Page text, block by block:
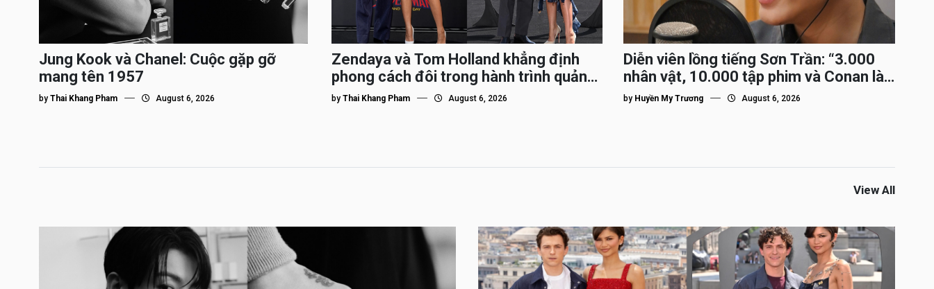
Jung Kook và Chanel: Cuộc gặp gỡ
mang tên 1957
by Thai Khang Pham August 6, 2026
Zendaya và Tom Holland khẳng định
phong cách đôi trong hành trình quảng
bá Spider-Man
by Thai Khang Pham August 6, 2026
Diễn viên lồng tiếng Sơn Trần: “3.000
nhân vật, 10.000 tập phim và Conan là
nhân vật gắn bó lâu nhất”
by Huyền My Trương August 6, 2026
View All